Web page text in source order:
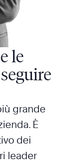
le
grande
È
dei
leader